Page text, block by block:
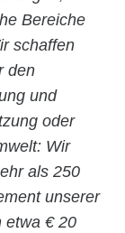
Bereiche
schaffen
den
und
oder
Wir
als 250
unserer
etwa € 20